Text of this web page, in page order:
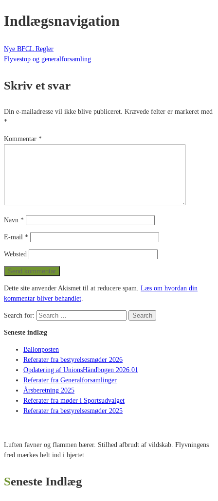
Indlægsnavigation
Nye BFCL Regler
Flyvestop og generalforsamling
Skriv et svar
Din e-mailadresse vil ikke blive publiceret. Krævede felter er markeret med
*
Kommentar *
Navn *
E-mail *
Websted
Dette site anvender Akismet til at reducere spam. Læs om hvordan din
kommentar bliver behandlet
Search for: Search
Seneste indlæg
Ballonposten
Referater fra bestyrelsesmøder 2026
Opdatering af UnionsHåndbogen 2026.01
Referater fra Generalforsamlinger
Årsberetning 2025
Referater fra møder i Sportsudvalget
Referater fra bestyrelsesmøder 2025
Luften favner og flammen bærer. Stilhed afbrudt af vildskab. Flyvningens
fred mærkes helt ind i hjertet.
Seneste Indlæg